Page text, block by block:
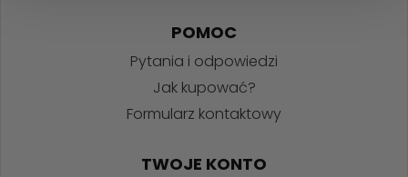
POMOC
Pytania i odpowiedzi
Jak kupować?
Formularz kontaktowy
TWOJE KONTO